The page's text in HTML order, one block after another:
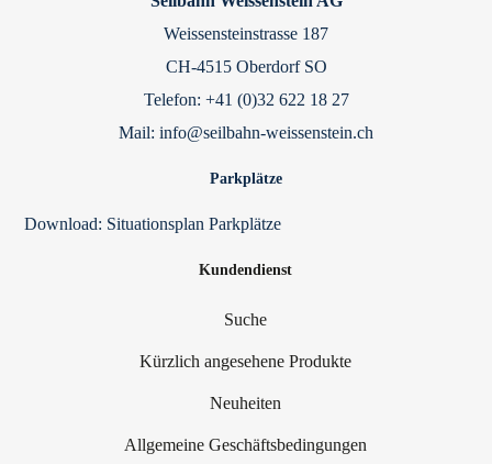
Weissensteinstrasse 187
CH-4515 Oberdorf SO
Telefon: +41 (0)32 622 18 27
Mail: info@seilbahn-weissenstein.ch
Parkplätze
Download: Situationsplan Parkplätze
Kundendienst
Suche
Kürzlich angesehene Produkte
Neuheiten
Allgemeine Geschäftsbedingungen